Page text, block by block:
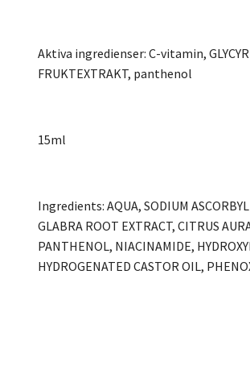
Aktiva ingredienser: C-vitamin,
FRUKTEXTRAKT, panthenol
15ml
Ingredients: AQUA, SODIUM ASCORBYL
GLABRA ROOT EXTRACT, CITRUS
PANTHENOL, NIACINAMIDE,
HYDROGENATED CASTOR OIL,